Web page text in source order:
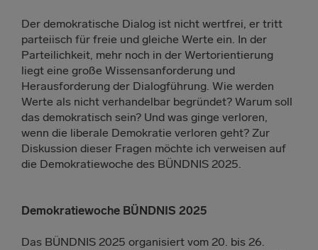
Der demokratische Dialog ist nicht wertfrei, er tritt
parteiisch für freie und gleiche Werte ein. In der
Parteilichkeit, mehr noch in der Wertorientierung
liegt eine große Wissensanforderung und
Herausforderung der Dialogführung. Wie werden
Werte als nicht verhandelbar begründet? Warum soll
das demokratisch sein? Und was ginge verloren,
wenn die liberale Demokratie verloren geht? Zur
Diskussion dieser Fragen möchte ich verweisen auf
die Demokratiewoche des BÜNDNIS 2025.
Demokratiewoche BÜNDNIS 2025
Das BÜNDNIS 2025 organisiert vom 20. bis 26.